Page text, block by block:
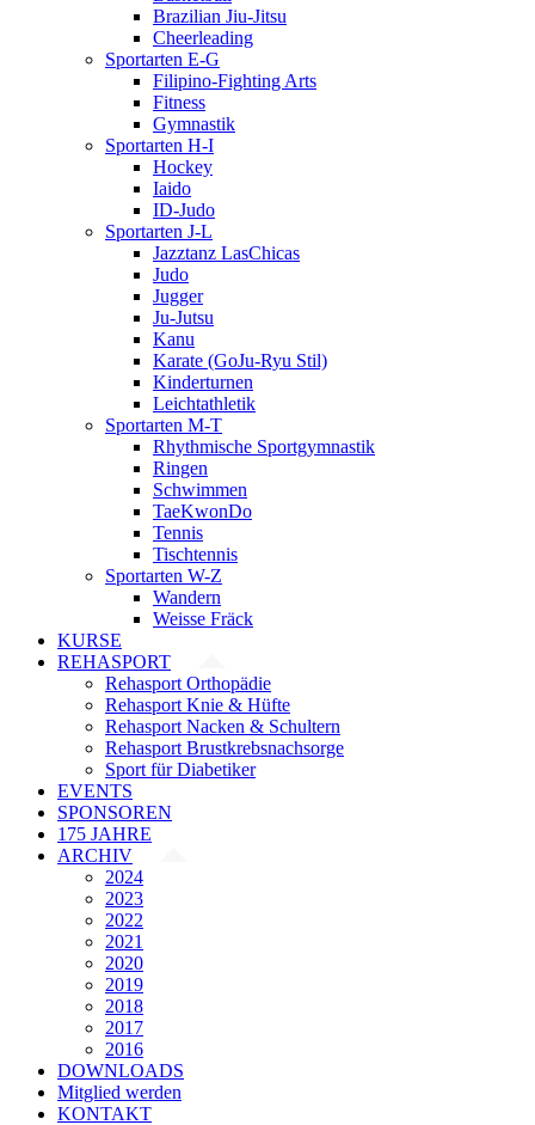
Brazilian Jiu-Jitsu
Cheerleading
Sportarten E-G
Filipino-Fighting Arts
Fitness
Gymnastik
Sportarten H-I
Hockey
Iaido
ID-Judo
Sportarten J-L
Jazztanz LasChicas
Judo
Jugger
Ju-Jutsu
Kanu
Karate (GoJu-Ryu Stil)
Kinderturnen
Leichtathletik
Sportarten M-T
Rhythmische Sportgymnastik
Ringen
Schwimmen
TaeKwonDo
Tennis
Tischtennis
Sportarten W-Z
Wandern
Weisse Fräck
KURSE
REHASPORT
Rehasport Orthopädie
Rehasport Knie & Hüfte
Rehasport Nacken & Schultern
Rehasport Brustkrebsnachsorge
Sport für Diabetiker
EVENTS
SPONSOREN
175 JAHRE
ARCHIV
2024
2023
2022
2021
2020
2019
2018
2017
2016
DOWNLOADS
Mitglied werden
KONTAKT